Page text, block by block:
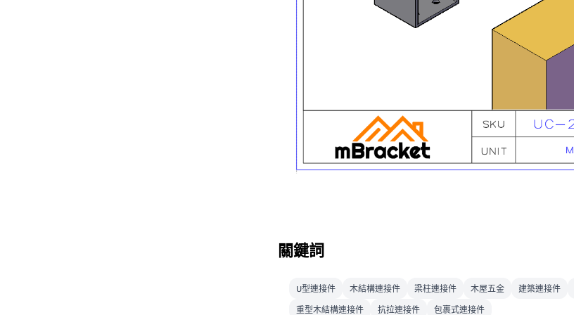
關鍵詞
U型連接件 木結構連接件 梁柱連接件 木屋五金 建築連接件
重型木結構連接件
抗拉連接件 包裹式連接件